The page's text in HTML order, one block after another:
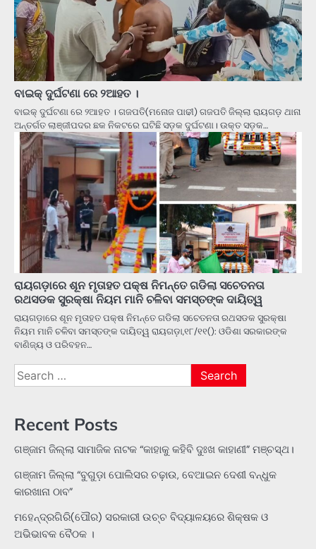
ବାଇକ୍ ଦୁର୍ଘଟଣା ରେ ୨ଆହତ ।
ବାଇକ୍ ଦୁର୍ଘଟଣା ରେ ୨ଆହତ । ଗଜପତି(ମନୋଜ ପାଢୀ) ଗଜପତି ଜିଲ୍ଲା ରାୟଗଡ଼ ଥାନା
ଅନ୍ତର୍ଗତ ଲାଞ୍ଜୀପଦର ଛକ ନିକଟରେ ଘଟିଛି ସଡ଼କ ଦୁର୍ଘଟଣା। ଉକ୍ତ ସଡ଼କ…
ରାୟଗଡ଼ାରେ ଶୂନ ମୃତାହତ ପକ୍ଷ ନିମନ୍ତେ ଗଡିଲା ସଚେତନତା
ରଥସଡକ ସୁରକ୍ଷା ନିୟମ ମାନି ଚଳିବା ସମସ୍ତଙ୍କ ଦାୟିତ୍ୱ
ରାୟଗଡ଼ାରେ ଶୂନ ମୃତାହତ ପକ୍ଷ ନିମନ୍ତେ ଗଡିଲା ସଚେତନତା ରଥସଡକ ସୁରକ୍ଷା
ନିୟମ ମାନି ଚଳିବା ସମସ୍ତଙ୍କ ଦାୟିତ୍ୱ ରାୟଗଡ଼ା,୧୮/୧୧(): ଓଡିଶା ସରକାରଙ୍କ
ବାଣିଜ୍ୟ ଓ ପରିବହନ…
Search
for:
Recent Posts
ଗଞ୍ଜାମ ଜିଲ୍ଲା ସାମାଜିକ ନାଟକ “କାହାକୁ କହିବି ଦୁଃଖ କାହାଣୀ” ମଞ୍ଚସ୍ଥ।
ଗଞ୍ଜାମ ଜିଲ୍ଲା “ବୁଗୁଡ଼ା ପୋଲିସର ଚଢ଼ାଉ, ବେଆଇନ ଦେଶୀ ବନ୍ଧୁକ
କାରଖାନା ଠାବ”
ମହେନ୍ଦ୍ରଗିରି(ପୌର) ସରକାରୀ ଉଚ୍ଚ ବିଦ୍ୟାଳୟରେ ଶିକ୍ଷକ ଓ
ଅଭିଭାବକ ବୈଠକ ।